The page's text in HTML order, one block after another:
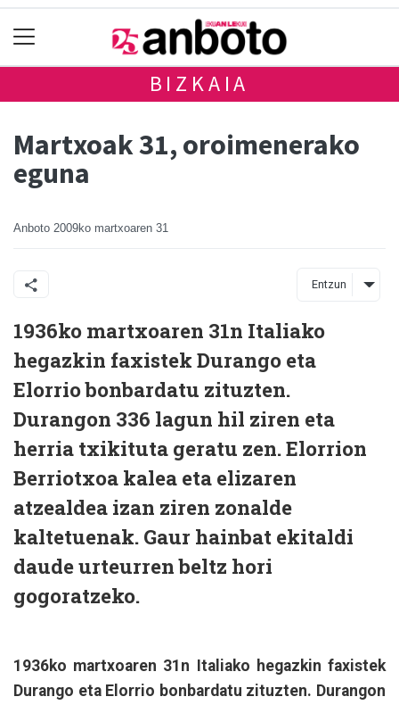
BIZKAIA
Martxoak 31, oroimenerako
eguna
Anboto 2009ko martxoaren 31
Entzun
1936ko martxoaren 31n Italiako
hegazkin faxistek Durango eta
Elorrio bonbardatu zituzten.
Durangon 336 lagun hil ziren eta
herria txikituta geratu zen. Elorrion
Berriotxoa kalea eta elizaren
atzealdea izan ziren zonalde
kaltetuenak. Gaur hainbat ekitaldi
daude urteurren beltz hori
gogoratzeko.
1936ko martxoaren 31n Italiako hegazkin faxistek
Durango eta Elorrio bonbardatu zituzten. Durangon